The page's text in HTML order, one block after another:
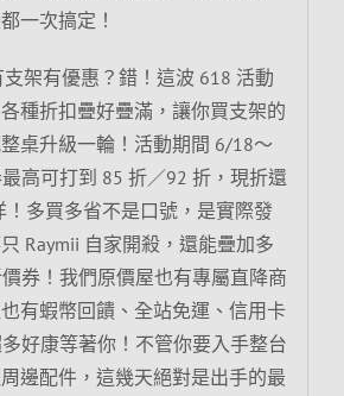
一次搞定！
架有優惠？錯！這波 618 活動
種折扣疊好疊滿，讓你買支架的
桌升級一輪！活動期間 6/18～
高可打到 85 折／92 折，現折還
！多買多省不是口號，是實際發
Raymii 自家開殺，還能疊加多
券！我們原價屋也有專屬直降商
有蝦幣回饋、全站免運、信用卡
好康等著你！不管你要入手整台
邊配件，這幾天絕對是出手的最